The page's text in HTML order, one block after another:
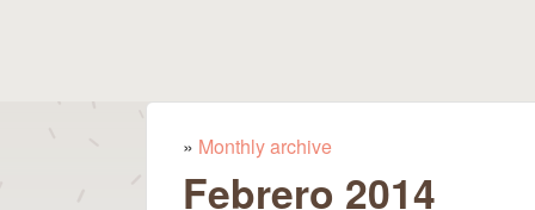
Un
Banquete
Se encuentra usted aquí
» Monthly archive
Febrero 2014